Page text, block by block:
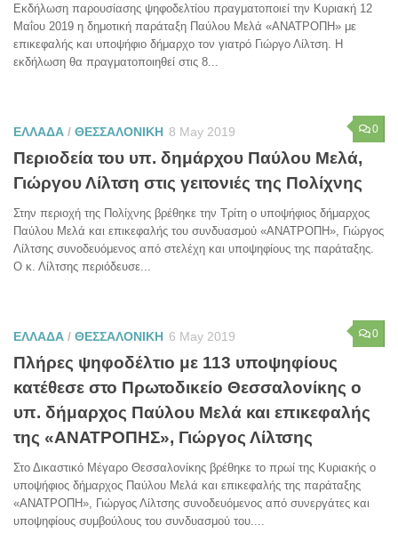
Εκδήλωση παρουσίασης ψηφοδελτίου πραγματοποιεί την Κυριακή 12
Μαΐου 2019 η δημοτική παράταξη Παύλου Μελά «ΑΝΑΤΡΟΠΗ» με
επικεφαλής και υποψήφιο δήμαρχο τον γιατρό Γιώργο Λίλτση. Η
εκδήλωση θα πραγματοποιηθεί στις 8...
0
ΕΛΛΑΔΑ / ΘΕΣΣΑΛΟΝΙΚΗ 8 May 2019
Περιοδεία του υπ. δημάρχου Παύλου Μελά,
Γιώργου Λίλτση στις γειτονιές της Πολίχνης
Στην περιοχή της Πολίχνης βρέθηκε την Τρίτη ο υποψήφιος δήμαρχος
Παύλου Μελά και επικεφαλής του συνδυασμού «ΑΝΑΤΡΟΠΗ», Γιώργος
Λίλτσης συνοδευόμενος από στελέχη και υποψηφίους της παράταξης.
Ο κ. Λίλτσης περιόδευσε...
0
ΕΛΛΑΔΑ / ΘΕΣΣΑΛΟΝΙΚΗ 6 May 2019
Πλήρες ψηφοδέλτιο με 113 υποψηφίους
κατέθεσε στο Πρωτοδικείο Θεσσαλονίκης ο
υπ. δήμαρχος Παύλου Μελά και επικεφαλής
της «ΑΝΑΤΡΟΠΗΣ», Γιώργος Λίλτσης
Στο Δικαστικό Μέγαρο Θεσσαλονίκης βρέθηκε το πρωί της Κυριακής ο
υποψήφιος δήμαρχος Παύλου Μελά και επικεφαλής της παράταξης
«ΑΝΑΤΡΟΠΗ», Γιώργος Λίλτσης συνοδευόμενος από συνεργάτες και
υποψηφίους συμβούλους του συνδυασμού του....